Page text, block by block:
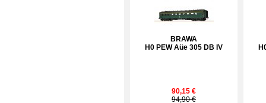
BRAWA
H0 PEW Aüe 305 DB IV
90,15 €
94,90 €